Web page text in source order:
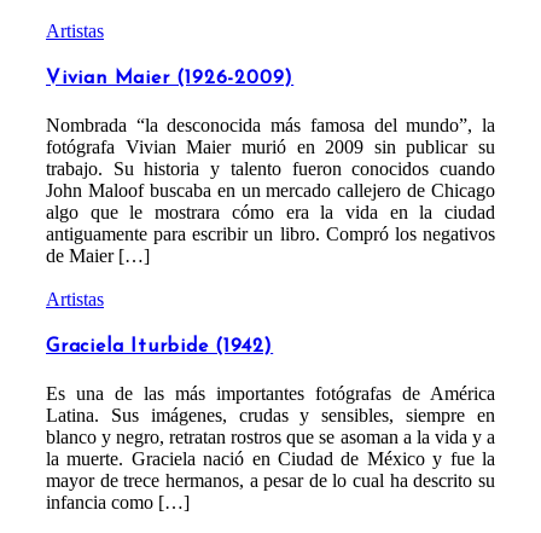
Artistas
Vivian Maier (1926-2009)
Nombrada “la desconocida más famosa del mundo”, la
fotógrafa Vivian Maier murió en 2009 sin publicar su
trabajo. Su historia y talento fueron conocidos cuando
John Maloof buscaba en un mercado callejero de Chicago
algo que le mostrara cómo era la vida en la ciudad
antiguamente para escribir un libro. Compró los negativos
de Maier […]
Artistas
Graciela Iturbide (1942)
Es una de las más importantes fotógrafas de América
Latina. Sus imágenes, crudas y sensibles, siempre en
blanco y negro, retratan rostros que se asoman a la vida y a
la muerte. Graciela nació en Ciudad de México y fue la
mayor de trece hermanos, a pesar de lo cual ha descrito su
infancia como […]